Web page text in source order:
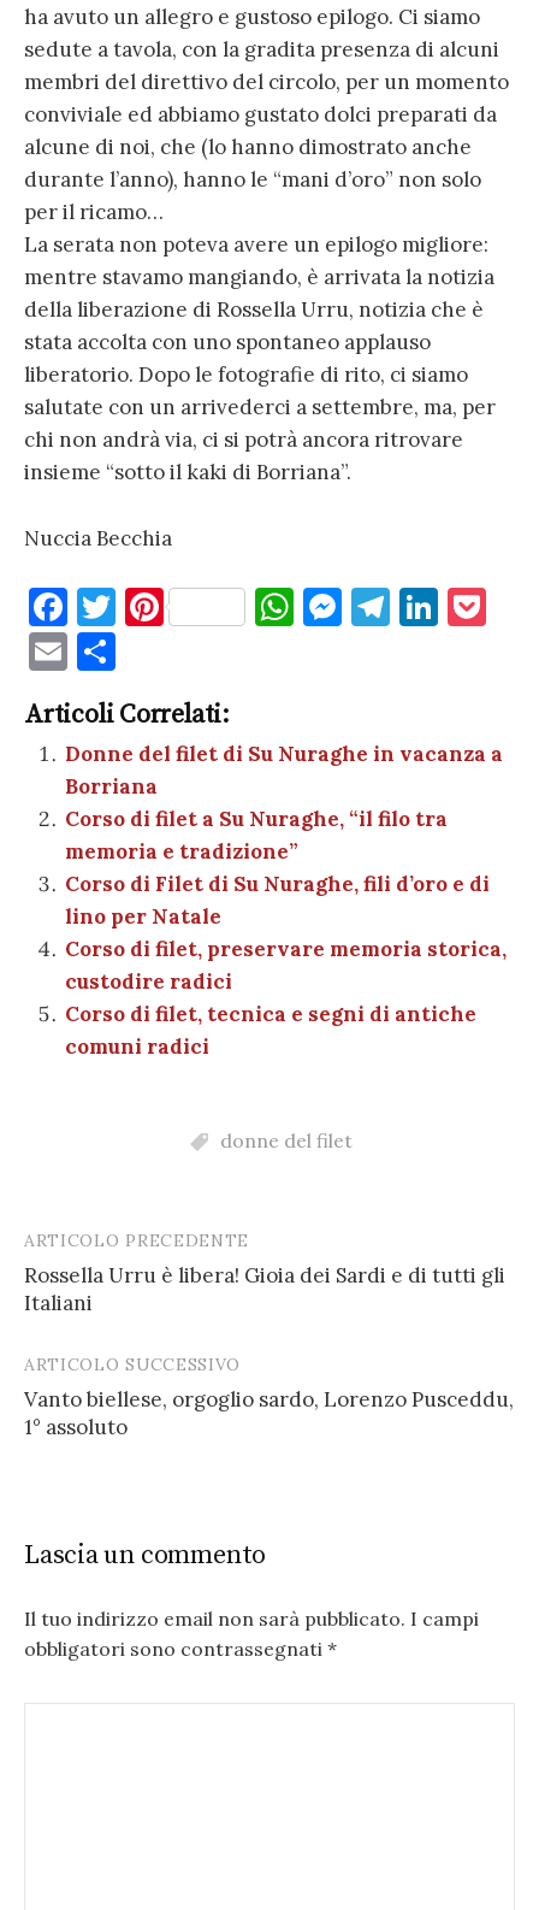
ha avuto un allegro e gustoso epilogo. Ci siamo
sedute a tavola, con la gradita presenza di alcuni
membri del direttivo del circolo, per un momento
conviviale ed abbiamo gustato dolci preparati da
alcune di noi, che (lo hanno dimostrato anche
durante l’anno), hanno le “mani d’oro” non solo
per il ricamo…
La serata non poteva avere un epilogo migliore:
mentre stavamo mangiando, è arrivata la notizia
della liberazione di Rossella Urru, notizia che è
stata accolta con uno spontaneo applauso
liberatorio. Dopo le fotografie di rito, ci siamo
salutate con un arrivederci a settembre, ma, per
chi non andrà via, ci si potrà ancora ritrovare
insieme “sotto il kaki di Borriana”.
Nuccia Becchia
F
a
c
e
b
o
o
k
T
te
r
Pi
es
t
W
A
p
p
M
g
er
T
a
m
Li
dI et
E
m
ai
l
n
di
vi
di
Articoli Correlati:
Donne del filet di Su Nuraghe in vacanza a
Borriana
Corso di filet a Su Nuraghe, “il filo tra
memoria e tradizione”
Corso di Filet di Su Nuraghe, fili d’oro e di
lino per Natale
Corso di filet, preservare memoria storica,
custodire radici
Corso di filet, tecnica e segni di antiche
comuni radici
donne del filet
Post
navigation
ARTICOLO PRECEDENTE
Rossella Urru è libera! Gioia dei Sardi e di tutti gli
Italiani
ARTICOLO SUCCESSIVO
Vanto biellese, orgoglio sardo, Lorenzo Pusceddu,
1° assoluto
Lascia un commento
Il tuo indirizzo email non sarà pubblicato. I campi
obbligatori sono contrassegnati *